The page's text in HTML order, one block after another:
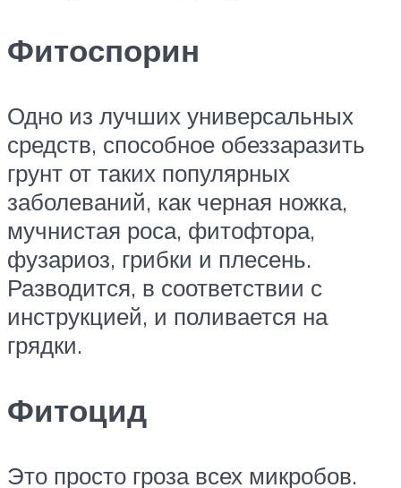
Фитоспорин
Одно из лучших универсальных
средств, способное обеззаразить
грунт от таких популярных
заболеваний, как черная ножка,
мучнистая роса, фитофтора,
фузариоз, грибки и плесень.
Разводится, в соответствии с
инструкцией, и поливается на
грядки.
Фитоцид
Это просто гроза всех микробов.